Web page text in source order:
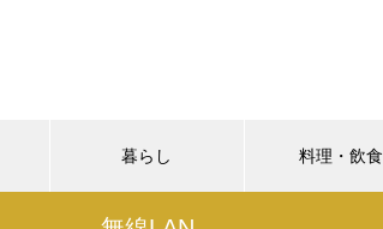
暮らし 料理・飲食